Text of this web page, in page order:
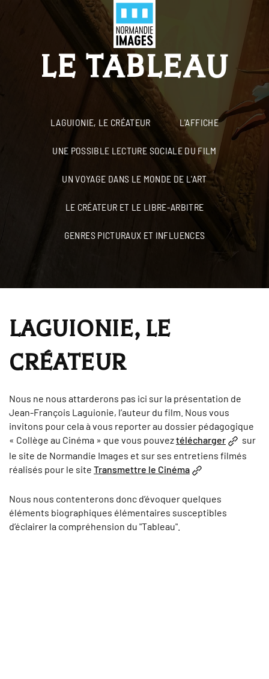
Skip to main content
LE TABLEAU
LAGUIONIE, LE CRÉATEUR L'AFFICHE
UNE POSSIBLE LECTURE SOCIALE DU FILM
UN VOYAGE DANS LE MONDE DE L'ART
LE CRÉATEUR ET LE LIBRE-ARBITRE
GENRES PICTURAUX ET INFLUENCES
LAGUIONIE, LE
CRÉATEUR
Nous ne nous attarderons pas ici sur la présentation de
Jean-François Laguionie, l’auteur du film. Nous vous
invitons pour cela à vous reporter au dossier pédagogique
« Collège au Cinéma » que vous pouveztélécharger
sur
le site de Normandie Images et sur ses entretiens filmés
réalisés pour le site Transmettre le Cinéma
Nous nous contenterons donc d’évoquer quelques
éléments biographiques élémentaires susceptibles
d’éclairer la compréhension du "Tableau".
Panneau de gestion des cookies